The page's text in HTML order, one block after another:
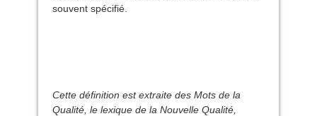
souvent spécifié.
Cette définition est extraite des Mots de la
Qualité, le lexique de la Nouvelle Qualité,